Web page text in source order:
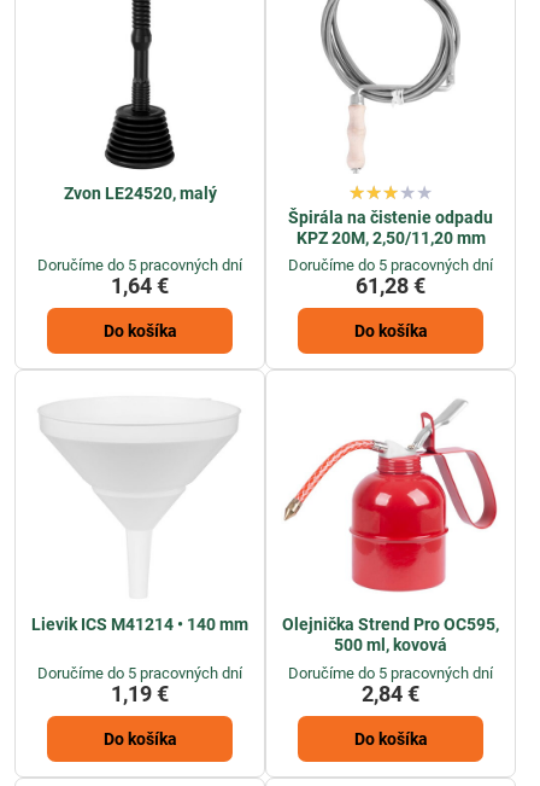
Zvon LE24520, malý
Doručíme do 5 pracovných dní
1,64 €
Do košíka
Špirála na čistenie odpadu
KPZ 20M, 2,50/11,20 mm
Doručíme do 5 pracovných dní
61,28 €
Do košíka
Lievik ICS M41214 • 140 mm
Doručíme do 5 pracovných dní
1,19 €
Do košíka
Olejnička Strend Pro OC595,
500 ml, kovová
Doručíme do 5 pracovných dní
2,84 €
Do košíka